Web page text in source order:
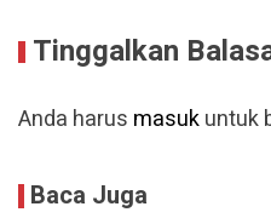
Tinggalkan
Anda harus masukuntuk
Baca Juga